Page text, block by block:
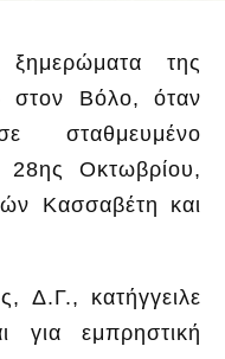
της
στον Βόλο, όταν
σταθμευμένο
28ης Οκτωβρίου,
Κασσαβέτη και
Δ.Γ., κατήγγειλε
για εμπρηστική